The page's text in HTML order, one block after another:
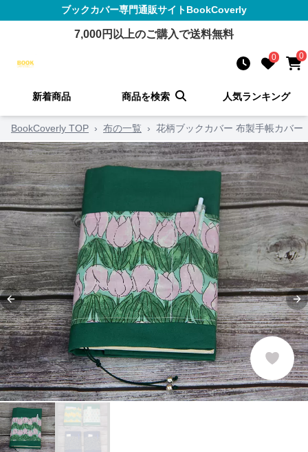
ブックカバー専門通販サイトBookCoverly
7,000円以上のご購入で送料無料
0 0
新着商品 商品を検索 人気ランキング
BookCoverly TOP › 布の一覧 › 花柄ブックカバー 布製手帳カバー
Previous slide